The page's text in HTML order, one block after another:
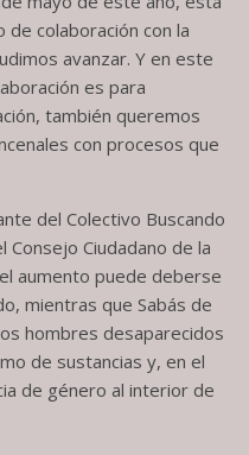
de colaboración con la
avanzar. Y en este
es para
también queremos
con procesos que
del Colectivo Buscando
Consejo Ciudadano de la
aumento puede deberse
mientras que Sabás de
hombres desaparecidos
de sustancias y, en el
de género al interior de